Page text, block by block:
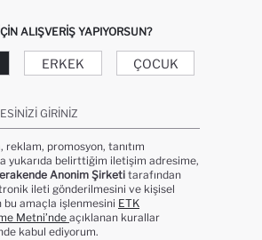
ALIŞVERIŞ YAPIYORSUN?
ERKEK ÇOCUK
GIRINIZ
reklam, promosyon, tanıtım
yukarıda belirttiğim iletişim adresime,
Anonim Şirketi tarafından
ileti gönderilmesini ve kişisel
amaçla işlenmesini ETK
Metni’nde açıklanan kurallar
kabul ediyorum.